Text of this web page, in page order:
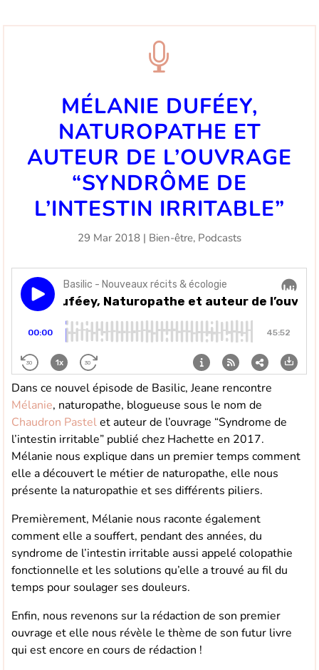

MÉLANIE DUFÉEY,
NATUROPATHE ET
AUTEUR DE L’OUVRAGE
“SYNDRÔME DE
L’INTESTIN IRRITABLE”
29 Mar 2018 | Bien-être, Podcasts
Dans ce nouvel épisode de Basilic, Jeane rencontre
Mélanie, naturopathe, blogueuse sous le nom de
Chaudron Pastelet auteur de l’ouvrage “Syndrome de
l’intestin irritable” publié chez Hachette en 2017.
Mélanie nous explique dans un premier temps comment
elle a découvert le métier de naturopathe, elle nous
présente la naturopathie et ses différents piliers.
Premièrement, Mélanie nous raconte également
comment elle a souffert, pendant des années, du
syndrome de l’intestin irritable aussi appelé colopathie
fonctionnelle et les solutions qu’elle a trouvé au fil du
temps pour soulager ses douleurs.
Enfin, nous revenons sur la rédaction de son premier
ouvrage et elle nous révèle le thème de son futur livre
qui est encore en cours de rédaction !